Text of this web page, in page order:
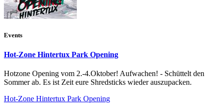
Events
Hot-Zone Hintertux Park Opening
Hotzone Opening vom 2.-4.Oktober! Aufwachen! - Schüttelt den
Sommer ab. Es ist Zeit eure Shredsticks wieder auszupacken.
Hot-Zone Hintertux Park Opening